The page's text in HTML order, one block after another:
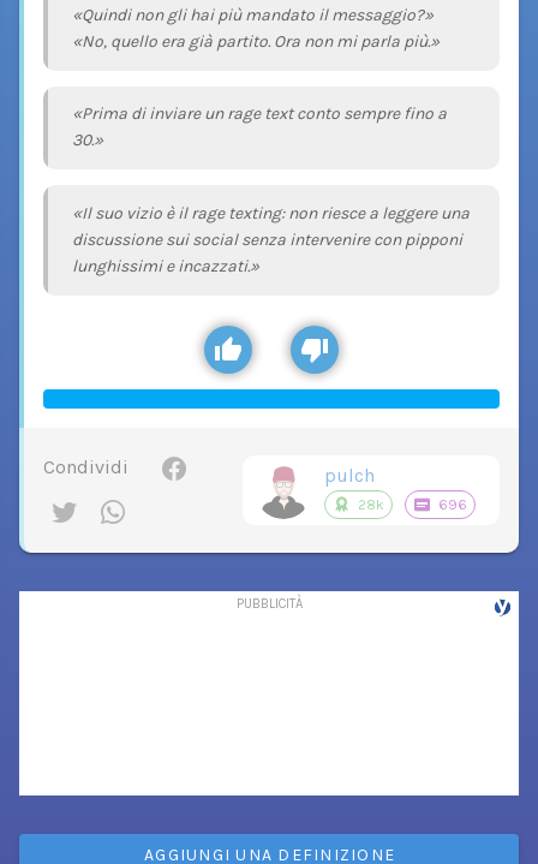
«Quindi non gli hai più mandato il messaggio?»
«No, quello era già partito. Ora non mi parla più.»
«Prima di inviare un rage text conto sempre fino a
30.»
«Il suo vizio è il rage texting: non riesce a leggere una
discussione sui social senza intervenire con pipponi
lunghissimi e incazzati.»
Condividi pulch
28k 696
AGGIUNGI UNA DEFINIZIONE